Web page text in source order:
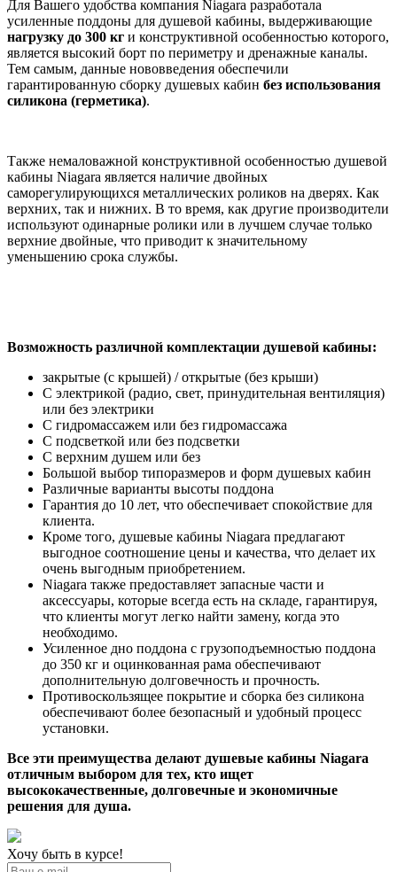
Для Вашего удобства компания Niagara разработала
усиленные поддоны для душевой кабины, выдерживающие
нагрузку до 300 кг и конструктивной особенностью которого,
является высокий борт по периметру и дренажные каналы.
Тем самым, данные нововведения обеспечили
гарантированную сборку душевых кабин без использования
силикона (герметика).
Также немаловажной конструктивной особенностью душевой
кабины Niagara является наличие двойных
саморегулирующихся металлических роликов на дверях. Как
верхних, так и нижних. В то время, как другие производители
используют одинарные ролики или в лучшем случае только
верхние двойные, что приводит к значительному
уменьшению срока службы.
Возможность различной комплектации душевой кабины:
закрытые (с крышей) / открытые (без крыши)
С электрикой (радио, свет, принудительная вентиляция)
или без электрики
С гидромассажем или без гидромассажа
С подсветкой или без подсветки
С верхним душем или без
Большой выбор типоразмеров и форм душевых кабин
Различные варианты высоты поддона
Гарантия до 10 лет, что обеспечивает спокойствие для
клиента.
Кроме того, душевые кабины Niagara предлагают
выгодное соотношение цены и качества, что делает их
очень выгодным приобретением.
Niagara также предоставляет запасные части и
аксессуары, которые всегда есть на складе, гарантируя,
что клиенты могут легко найти замену, когда это
необходимо.
Усиленное дно поддона с грузоподъемностью поддона
до 350 кг и оцинкованная рама обеспечивают
дополнительную долговечность и прочность.
Противоскользящее покрытие и сборка без силикона
обеспечивают более безопасный и удобный процесс
установки.
Все эти преимущества делают душевые кабины Niagara
отличным выбором для тех, кто ищет
высококачественные, долговечные и экономичные
решения для душа.
Хочу быть в курсе!